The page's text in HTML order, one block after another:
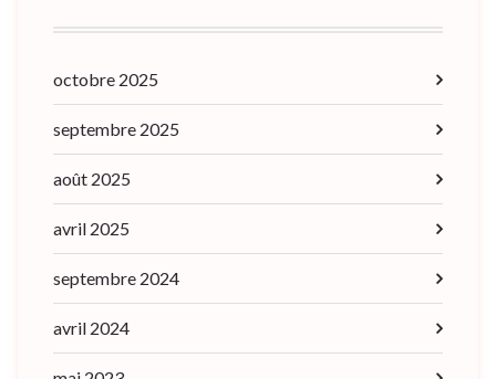
octobre 2025
septembre 2025
août 2025
avril 2025
septembre 2024
avril 2024